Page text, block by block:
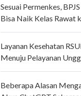
Sesuai Permenkes,
Bisa Naik Kelas Rawat
Layanan Kesehatan
Menuju Pelayanan
Beberapa Alasan